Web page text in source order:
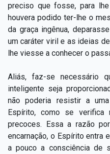
Capítulo XXI — Haverá
profetas
Capítulo XXII — Não
Capítulo XXIV — Não
alqueire
Capítulo XXV — Buscai e
Capítulo XXVI — Dai
gratuitamente recebestes
preciso que fosse, para
houvera podido ter-lhe o
da graça ingênua,
um caráter viril e as ideias
lhe viesse a conhecer o
Aliás, faz-se necessário
inteligente seja
não poderia resistir a
Espírito, como se verifica
precoces. Essa a razão
encarnação, o Espírito entra
a pouco a consciência de